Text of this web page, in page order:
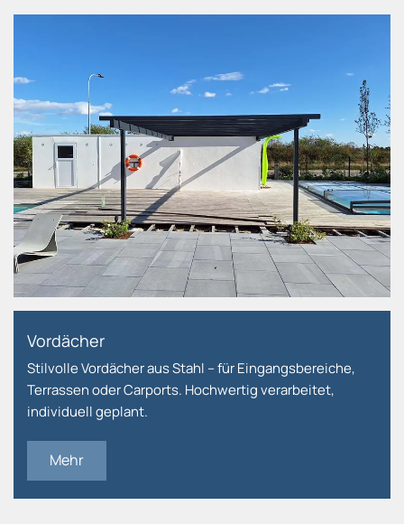
Vordächer
Stilvolle Vordächer aus Stahl – für Eingangsbereiche,
Terrassen oder Carports. Hochwertig verarbeitet,
individuell geplant.
Mehr